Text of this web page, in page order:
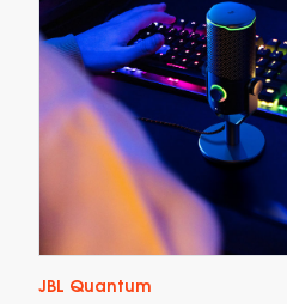
JBL Quantum